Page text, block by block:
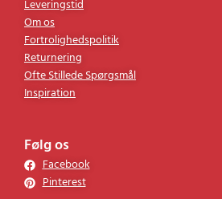
Leveringstid
Om os
Fortrolighedspolitik
Returnering
Ofte Stillede Spørgsmål
Følg os
Facebook